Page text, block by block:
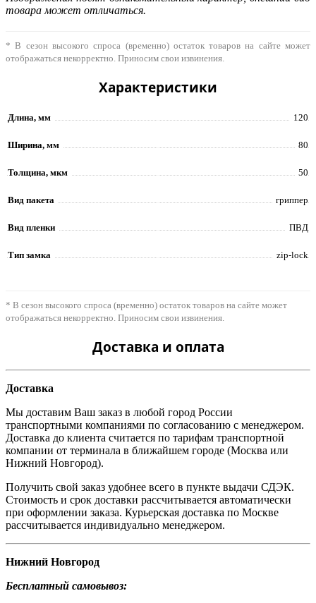
товара может отличаться.
* В сезон высокого спроса (временно) остаток товаров на сайте может
отображаться некорректно. Приносим свои извинения.
Характеристики
Длина, мм 120
Ширина, мм 80
Толщина, мкм 50
Вид пакета гриппер
Вид пленки ПВД
Тип замка zip-lock
* В сезон высокого спроса (временно) остаток товаров на сайте может
отображаться некорректно. Приносим свои извинения.
Доставка и оплата
Доставка
Мы доставим Ваш заказ в любой город России
транспортными компаниями по согласованию с менеджером.
Доставка до клиента считается по тарифам транспортной
компании от терминала в ближайшем городе (Москва или
Нижний Новгород).
Получить свой заказ удобнее всего в пункте выдачи СДЭК.
Стоимость и срок доставки рассчитывается автоматически
при оформлении заказа. Курьерская доставка по Москве
рассчитывается индивидуально менеджером.
Нижний Новгород
Бесплатный самовывоз: